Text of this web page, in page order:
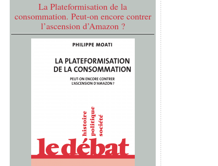
La Plateformisation de la
consommation. Peut-on encore contrer
l’ascension d’Amazon ?